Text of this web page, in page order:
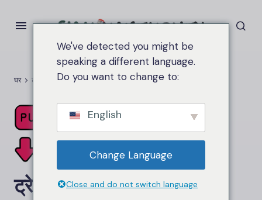
घर ट्रेडिंग बॉट
ट्रेडिंग बॉट
We've detected you might be
speaking a different language.
Do you want to change to:
English
Change Language
Close and do not switch language